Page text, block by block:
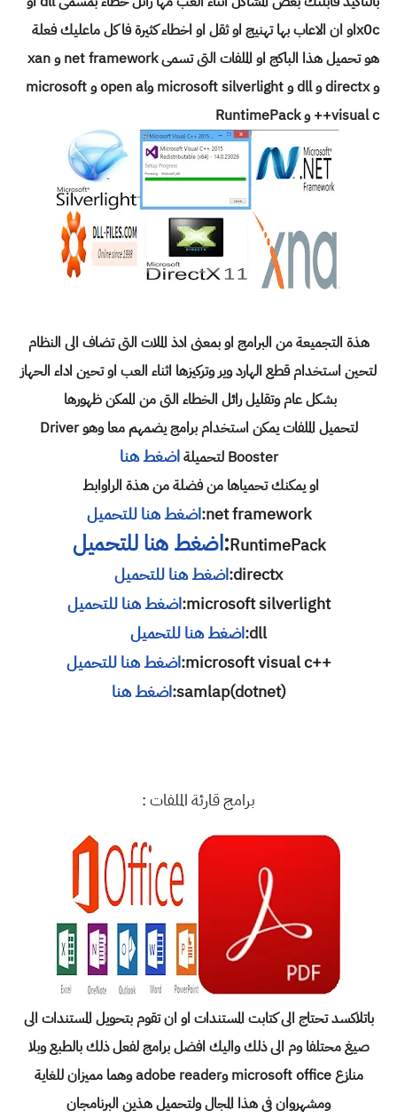
x0cاو ان الاعاب بها تهنيج او ثقل او اخطاء كثيرة فا كل ماعليك فعلة
هو تحميل هذا الباكج او الملفات التى تسمى net framework و xan
و directx و dll و microsoft silverlight وopen al و
microsoft
visual c++ و
RuntimePack
هذة التجميعة من البرامج او بمعنى ادذ الملات التى تضاف الى النظام
لتحين استخدام قطع الهارد وير وتركيزها اثناء العب او تحين اداء الحهاز
بشكل عام وتقليل رائل الخطاء التى من الممكن ظهورها
لتحميل الملفات يمكن استخدام برامج يضمهم معا وهوDriver
Booster لتحميلة
اضغط هنا
او يمكنك تحمياها من فضلة من هذة الراوابط
net framework:اضغط هنا للتحميل
RuntimePack
:اضغط هنا للتحميل
directx
:اضغط هنا للتحميل
microsoft silverlight
:اضغط هنا للتحميل
dll
:اضغط هنا للتحميل
++microsoft visual c
:اضغط هنا للتحميل
samlap(dotnet):اضغط هنا
برامج قارئة الملفات :
باتلاكسد تحتاج الى كتابت المستندات او ان تقوم بتحويل المستندات الى
صيغ محتلفا وم الى ذلك واليك افضل برامج لفعل ذلك بالطبع وبلا
منازع microsoft office وadobe reader وهما مميزان للغاية
ومشهروان فى هذا المجال ولتحميل هذين البرنامجان